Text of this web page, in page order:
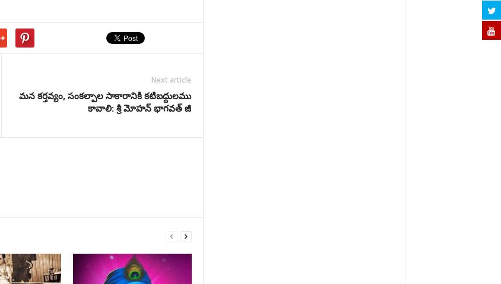
Next article
మన కర్తవ్యం, సంకల్పాల సాకారానికి కటిబద్దులము
కావాలి: శ్రీ మోహన్ భాగవత్ జీ